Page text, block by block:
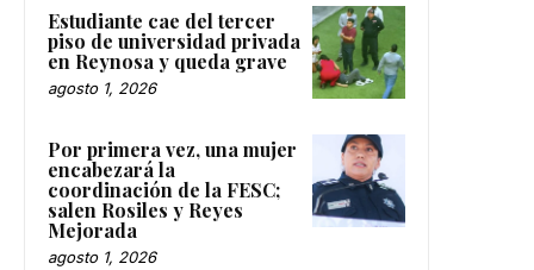
Estudiante cae del tercer
piso de universidad privada
en Reynosa y queda grave
agosto 1, 2026
Por primera vez, una mujer
encabezará la
coordinación de la FESC;
salen Rosiles y Reyes
Mejorada
agosto 1, 2026